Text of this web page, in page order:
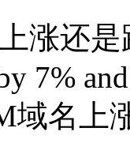
涨还是
7%
域名上